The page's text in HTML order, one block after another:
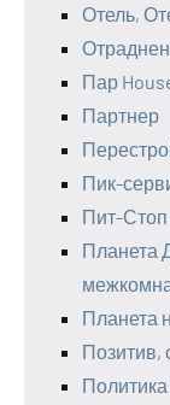
Отель,
Пар
Партнер
Пик-
Пит-Стоп
Планета
Планета
Позитив,